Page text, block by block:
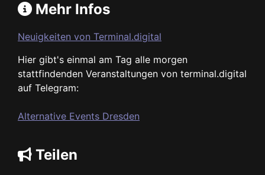
Mehr Infos
Neuigkeiten von Terminal.digital
Hier gibt's einmal am Tag alle morgen
stattfindenden Veranstaltungen von terminal.digital
auf Telegram:
Alternative Events Dresden
Teilen